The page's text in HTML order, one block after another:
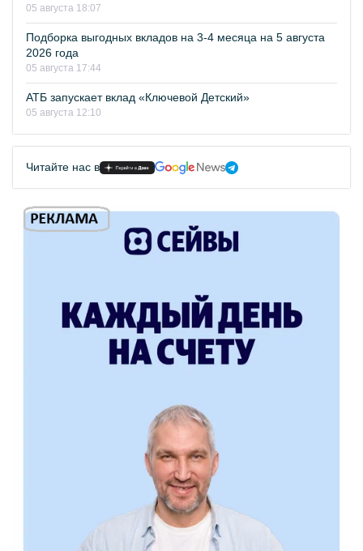
05 августа 18:07
Подборка выгодных вкладов на 3-4 месяца на 5 августа
2026 года
05 августа 17:44
АТБ запускает вклад «Ключевой Детский»
05 августа 12:10
Читайте нас в